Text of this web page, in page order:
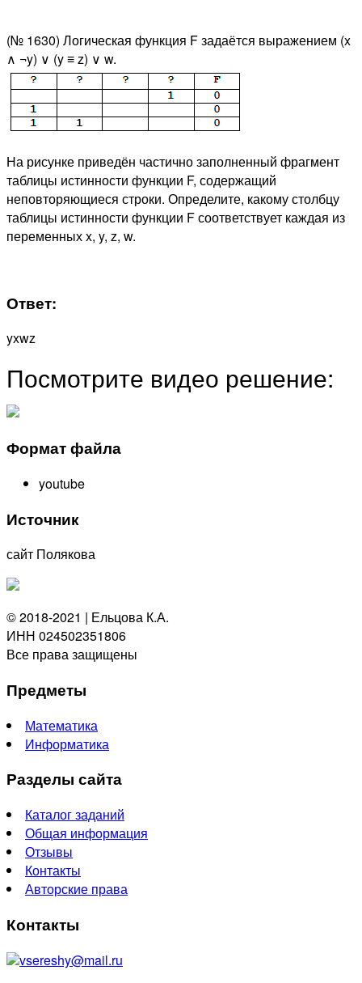
(№ 1630) Логическая функция F задаётся выражением (x
∧ ¬y) ∨ (y ≡ z) ∨ w.
На рисунке приведён частично заполненный фрагмент
таблицы истинности функции F, содержащий
неповторяющиеся строки. Определите, какому столбцу
таблицы истинности функции F соответствует каждая из
переменных x, y, z, w.
Ответ:
yxwz
Посмотрите видео решение:
Формат файла
youtube
Источник
сайт Полякова
© 2018-2021 | Ельцова К.А.
ИНН 024502351806
Все права защищены
Предметы
Математика
Информатика
Разделы сайта
Каталог заданий
Общая информация
Отзывы
Контакты
Авторские права
Контакты
vsereshy@mail.ru